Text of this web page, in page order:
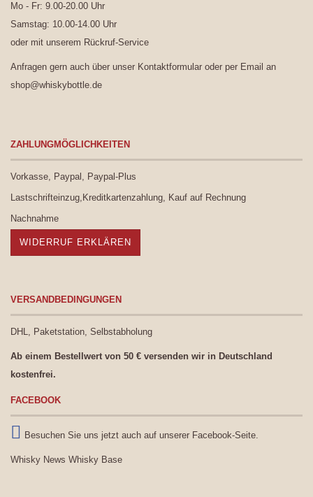
Mo - Fr: 9.00-20.00 Uhr
Samstag: 10.00-14.00 Uhr
oder mit unserem Rückruf-Service
Anfragen gern auch über unser Kontaktformular oder per Email an
shop@whiskybottle.de
ZAHLUNGMÖGLICHKEITEN
Vorkasse, Paypal, Paypal-Plus
Lastschrifteinzug,Kreditkartenzahlung, Kauf auf Rechnung
Nachnahme
WIDERRUF ERKLÄREN
VERSANDBEDINGUNGEN
DHL, Paketstation, Selbstabholung
Ab einem Bestellwert von 50 € versenden wir in Deutschland
kostenfrei.
FACEBOOK
Besuchen Sie uns jetzt auch auf unserer Facebook-Seite.
Whisky News Whisky Base